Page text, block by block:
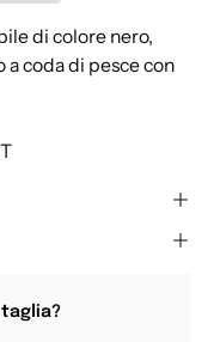
di colore nero,
a coda di pesce con
taglia?